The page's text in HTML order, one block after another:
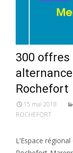
300 offres
Rochefort
15 mai 2018
ROCHEFORT
L’Espace